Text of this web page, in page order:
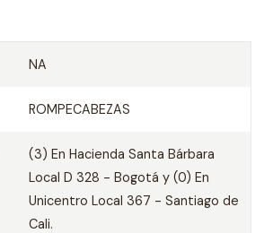
NA
ROMPECABEZAS
(3) En Hacienda Santa Bárbara
Local D 328 - Bogotá y (0) En
Unicentro Local 367 - Santiago de
Cali.